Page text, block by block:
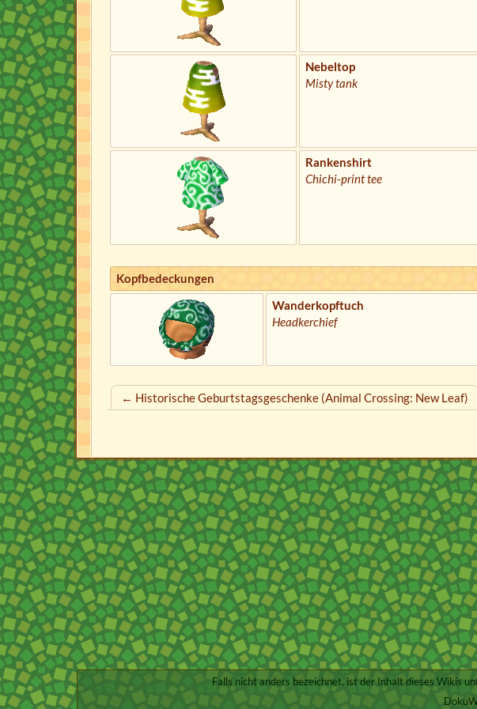
Nebeltop
Misty tank
Rankenshirt
Chichi-print tee
Kopfbedeckungen
Wanderkopftuch
Headkerchief
← Historische Geburtstagsgeschenke (Animal Crossing: New Leaf)
Falls nicht anders bezeichnet, ist der Inhalt dieses Wikis